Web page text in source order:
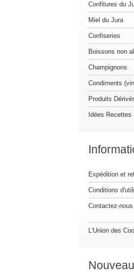
Confitures du
Miel du Jura
Confiseries
Boissons non
Champignons
Condiments
Produits
Idées Recettes
Expédition et
Conditions
Contactez-nous
L'Union des